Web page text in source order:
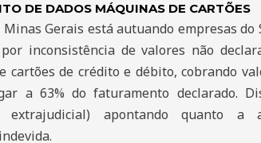
DE DADOS MÁQUINAS DE CARTÕES
Minas Gerais está autuando empresas do
por inconsistência de valores não
cartões de crédito e débito, cobrando
a 63% do faturamento declarado.
apontando quanto a